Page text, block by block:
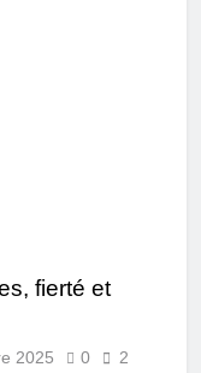
fierté et
2025 0 2